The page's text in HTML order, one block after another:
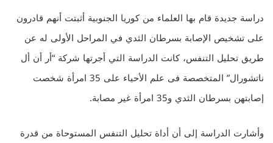
دراسة جديدة قام بها العلماء من كوريا الجنوبية أثبتت أنهم قادرون
على تشخيص الإصابة بسرطان الثدي في المراحل الأولى له عن
طريق تحليل التنفس، كانت الدراسة التي أجرتها شركة “أر أن أل
ناتشورال” المتخصصة فى علم الأحياء على 35 امرأة شخصت
إصابتهن بسرطان الثدي و35 امرأة غير مصابة.
وأشارت الدراسة إلى أن أداة تحليل التنفس المستوحاة من قدرة